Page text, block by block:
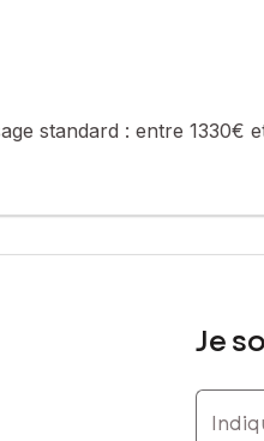
standard : entre 1330€
Je